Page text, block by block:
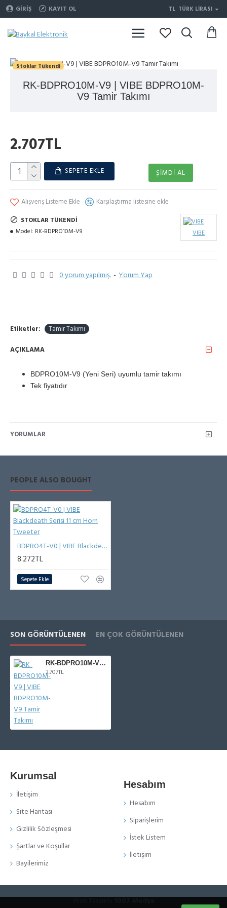
GIRIŞ KAYIT OL TL TÜRK LIRASI
Stoklar Tükendi
RK-BDPRO10M-V9 | VIBE BDPRO10M-
V9 Tamir Takımı
STOKLAR TÜKENDI
Model: RK-BDPRO10M-V9 VIBE
0 yorum yapılmış. - Yorum Yap
2.707TL
SEPETE EKLE ŞIMDI AL
Alışveriş Listeme Ekle Karşılaştırma listesine ekle
Etiketler: Tamir Takımı
AÇIKLAMA
BDPRO10M-V9 (Yeni Seri) uyumlu tamir takımı
Tek fiyatıdır
YORUMLAR
PEOPLE ALSO BOUGHT
BDPRO4T-V0 | VIBE Blackdeath Serisi 11 cm Horn Tweeter
8.272TL
Sepete Ekle
SON GÖRÜNTÜLENEN EN ÇOK GÖRÜNTÜLENEN
RK-BDPRO10M-V9 | VIBE BDPRO10M-V9 Tamir Takımı
2.707TL
Kurumsal
İletişim
Site Haritası
Gizlilik Sözleşmesi
Şartlar ve Koşullar
Bayilerimiz
Hesabım
Hesabım
Siparişlerim
İstek Listem
İletişim